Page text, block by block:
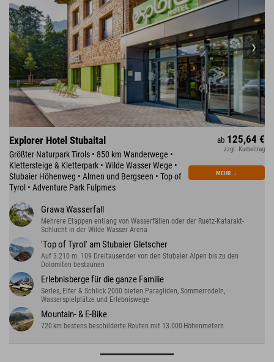
Explorer Hotel Stubaital
Größter Naturpark Tirols • 850 km Wanderwege •
Klettersteige & Kletterpark • Wilde Wasser Wege •
Stubaier Höhenweg • Almen und Bergseen • Top of
Tyrol • Adventure Park Fulpmes
ab 125,64 €
zzgl. Kurbeitrag
MEHR ↓
Grawa Wasserfall
Mehrere Etappen entlang von Wasserfällen oder der Ruetz-Katarakt-
Schlucht in der Wilde Wasser Arena
'Top of Tyrol' am Stubaier Gletscher
Auf 3.210 m: 109 Dreitausender von den Stubaier Alpen bis zu den
Dolomiten bestaunen
Erlebnisberge für die ganze Familie
Serles, Elfer & Schlick 2000 bieten Paragliden, Sommerrodeln,
Wasserspielplätze und Erlebniswege
Mountain- & E-Bike
720 km bestens beschilderte Routen mit 13.000 Höhenmetern